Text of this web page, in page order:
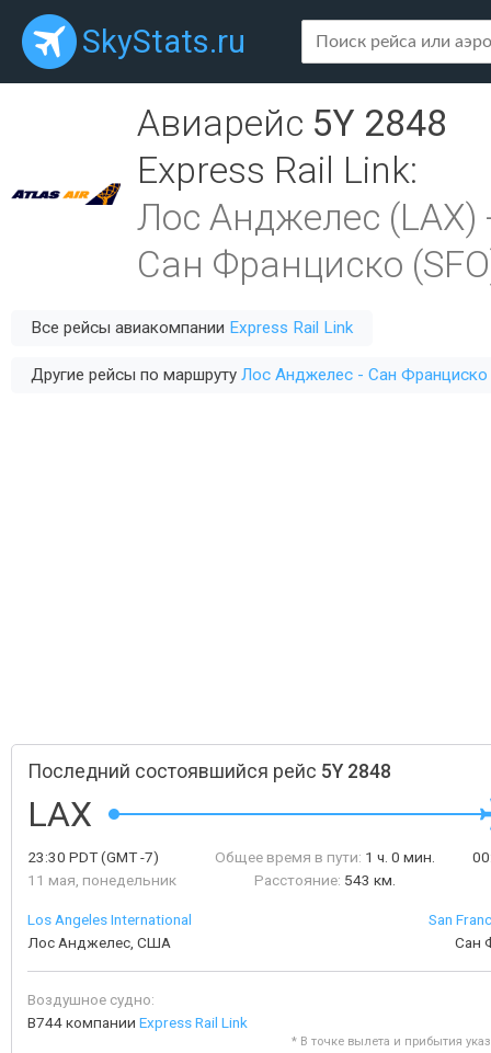
SkyStats.ru
Авиарейс 5Y 2848
Express Rail Link:
Лос Анджелес (LAX)
Сан Франциско
Все рейсы авиакомпании Express Rail Link
Другие рейсы по маршруту Лос Анджелес - Сан Франциско
Последний состоявшийся рейс 5Y 2848
LAX
23:30 PDT(GMT -7)
11 мая, понедельник
Общее время в пути: 1 ч. 0 мин.
Расстояние: 543 км.
Los Angeles International
Лос Анджелес, США
San
Сан
Воздушное судно:
B744 компании Express Rail Link
* В точке вылета и прибытия